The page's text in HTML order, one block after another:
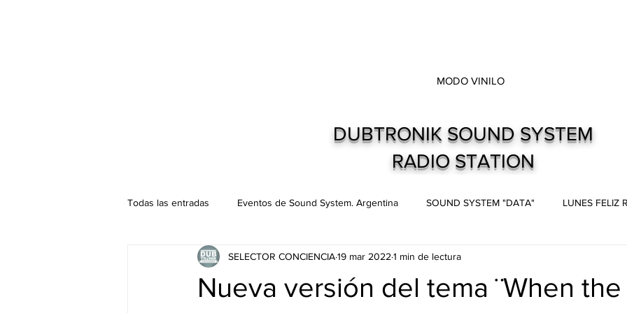
MODO VINILO
DUBTRONIK SOUND SYSTEM
RADIO STATION
Todas las entradas Eventos de Sound System. Argentina SOUND SYSTEM "DATA" LUNES FELIZ
Podcast. SOUNDMAN Mixtapes Live and direct. Shows. Recitales.
Nueva versión del tema ¨When
SELECTOR CONCIENCIA19 mar 2022 1 min de lectura